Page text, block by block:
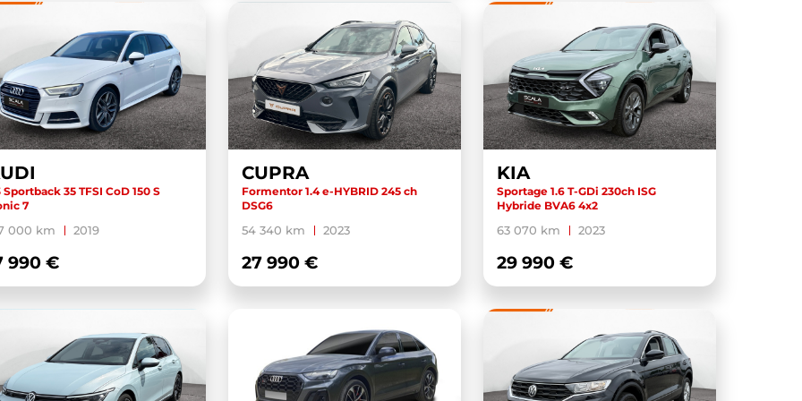
Sportback 35 TFSI CoD 150 S
7
000 km 2019
990 €
CUPRA
Formentor 1.4 e-HYBRID 245 ch
DSG6
54 340 km 2023
27 990 €
KIA
Sportage 1.6 T-GDi 230ch ISG
Hybride BVA6 4x2
63 070 km 2023
29 990 €